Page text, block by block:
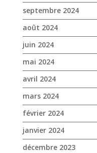
septembre 2024
août 2024
juin 2024
mai 2024
avril 2024
mars 2024
février 2024
janvier 2024
décembre 2023